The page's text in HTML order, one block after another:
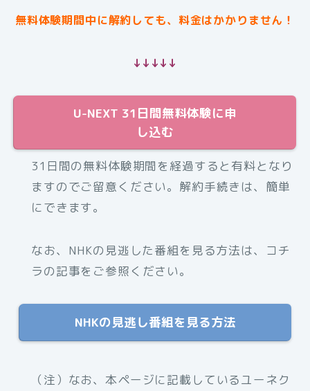
無料体験期間中に解約しても、料金はかかりません！
↓↓↓↓↓
U-NEXT 31日間無料体験に申
し込む
31日間の無料体験期間を経過すると有料となり
ますのでご留意ください。解約手続きは、簡単
にできます。
なお、NHKの見逃した番組を見る方法は、コチ
ラの記事をご参照ください。
NHKの見逃し番組を見る方法
（注）なお、本ページに記載しているユーネク